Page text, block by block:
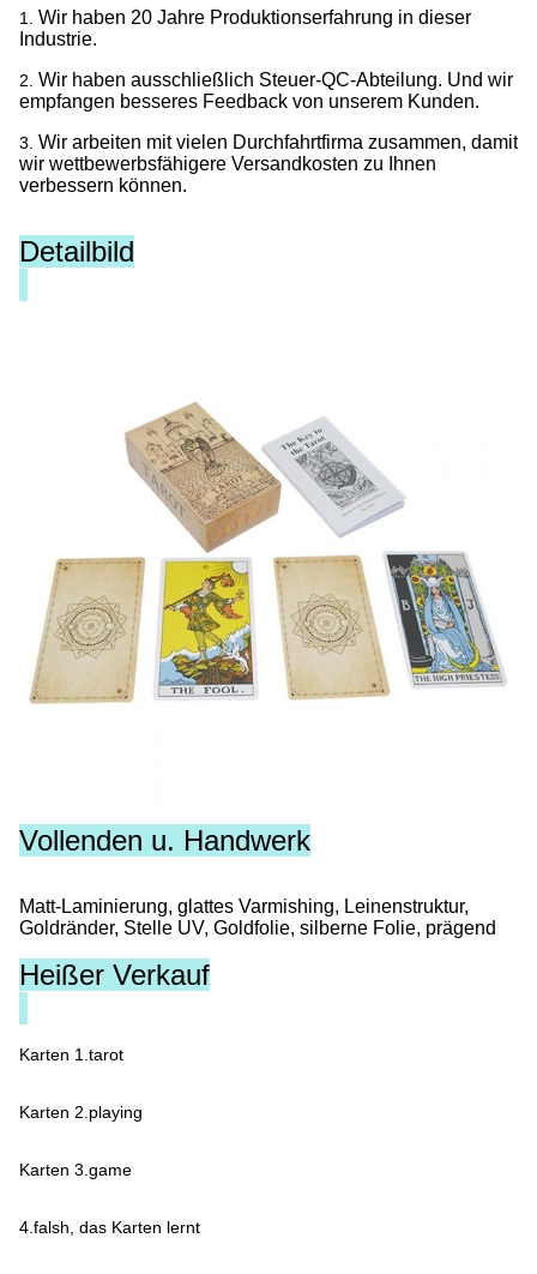
1. Wir haben 20 Jahre Produktionserfahrung in dieser
Industrie.
2. Wir haben ausschließlich Steuer-QC-Abteilung. Und wir
empfangen besseres Feedback von unserem Kunden.
3. Wir arbeiten mit vielen Durchfahrtfirma zusammen, damit
wir wettbewerbsfähigere Versandkosten zu Ihnen
verbessern können.
Detailbild
Vollenden u. Handwerk
Matt-Laminierung, glattes Varmishing, Leinenstruktur,
Goldränder, Stelle UV, Goldfolie, silberne Folie, prägend
Heißer Verkauf
Karten 1.tarot
Karten 2.playing
Karten 3.game
4.falsh, das Karten lernt